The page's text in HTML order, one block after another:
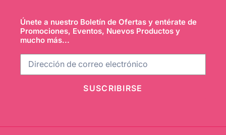
Únete a nuestro Boletín de Ofertas y entérate de
Promociones, Eventos, Nuevos Productos y
mucho más...
SUSCRIBIRSE